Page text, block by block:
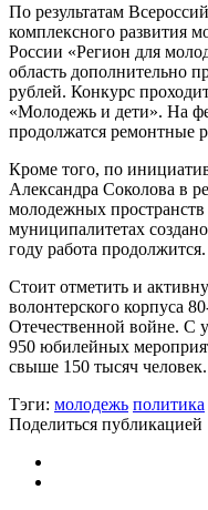
По результатам
комплексного развития
России «Регион для
область дополнительно
рублей. Конкурс
«Молодежь и дети». На
продолжатся ремонтные
Кроме того, по
Александра Соколова в
молодежных
муниципалитетах
году работа продолжится.
Стоит отметить и
волонтерского корпуса
Отечественной войне. С
950 юбилейных
свыше 150 тысяч человек.
Тэги: молодежь политика
Поделиться публикацией